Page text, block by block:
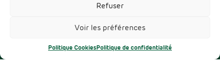
Refuser
Voir les préférences
Politique CookiesPolitique de confidentialité
Espace presse
Protection des données